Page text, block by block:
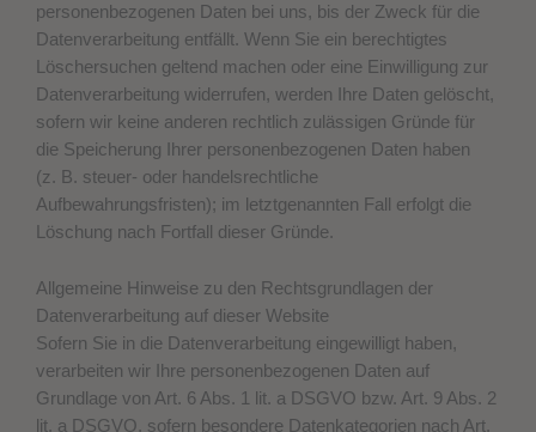
personenbezogenen Daten bei uns, bis der Zweck für die
Datenverarbeitung entfällt. Wenn Sie ein berechtigtes
Löschersuchen geltend machen oder eine Einwilligung zur
Datenverarbeitung widerrufen, werden Ihre Daten gelöscht,
sofern wir keine anderen rechtlich zulässigen Gründe für
die Speicherung Ihrer personenbezogenen Daten haben
(z. B. steuer- oder handelsrechtliche
Aufbewahrungsfristen); im letztgenannten Fall erfolgt die
Löschung nach Fortfall dieser Gründe.
Allgemeine Hinweise zu den Rechtsgrundlagen der
Datenverarbeitung auf dieser Website
Sofern Sie in die Datenverarbeitung eingewilligt haben,
verarbeiten wir Ihre personenbezogenen Daten auf
Grundlage von Art. 6 Abs. 1 lit. a DSGVO bzw. Art. 9 Abs. 2
lit. a DSGVO, sofern besondere Datenkategorien nach Art.